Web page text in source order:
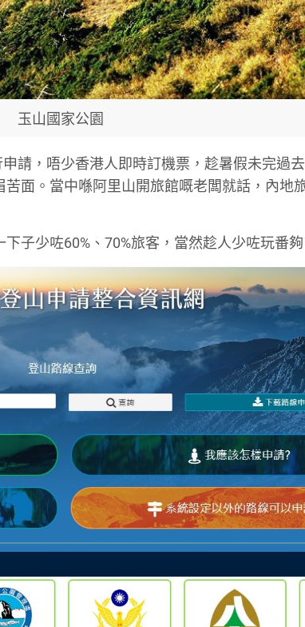
玉山國家公園
請，唔少香港人即時訂機票，趁暑假未完過
面。當中喺阿里山開旅館嘅老闆就話，內地
子少咗60%、70%旅客，當然趁人少咗玩番夠